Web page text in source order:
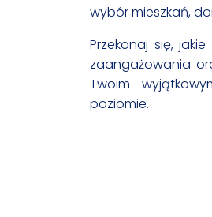
wybór mieszkań,
Przekonaj się,
zaangażowania
Twoim
poziomie.